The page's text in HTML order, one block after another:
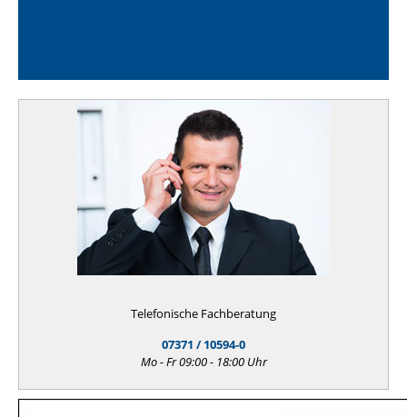
Telefonische Fachberatung
07371 / 10594-0
Mo - Fr 09:00 - 18:00 Uhr